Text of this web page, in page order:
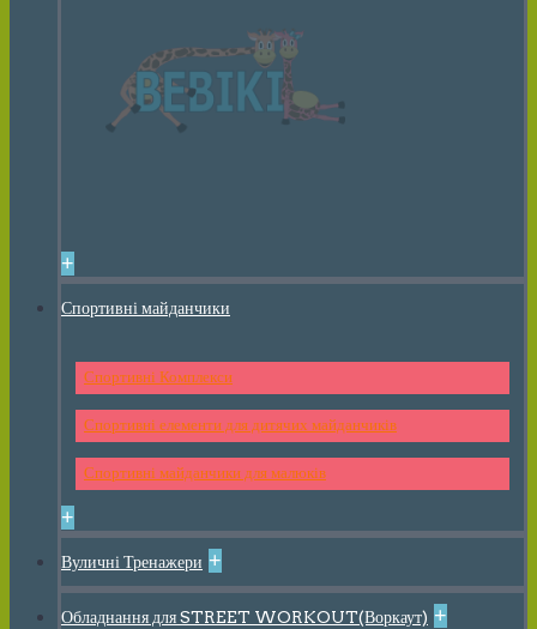
+
Спортивні майданчики
Спортивні Комплекси
Спортивні елементи для дитячих майданчиків
Спортивні майданчики для малюків
+
Вуличні Тренажери +
Обладнання для STREET WORKOUT(Воркаут) +